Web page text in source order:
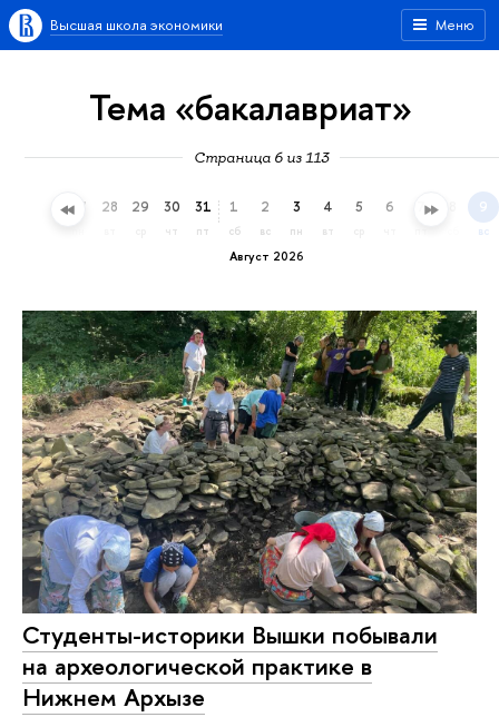
Меню
Высшая школа экономики
Тема «бакалавриат»
Страница 6 из 113
27 28 29 30
чт
31
пт
Август 2026
1
сб
2
вс
3
пн
4
вт
5 6 7 9
вс
Студенты-историки Вышки побывали
на археологической практике в
Нижнем Архызе